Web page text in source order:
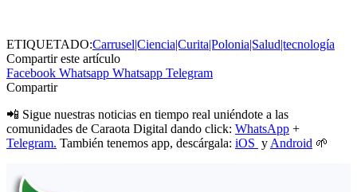
ETIQUETADO:Carrusel|Ciencia|Curita|Polonia|Salud|tecnología
Compartir este artículo
Facebook Whatsapp Whatsapp Telegram
Compartir
📲 Sigue nuestras noticias en tiempo real uniéndote a las
comunidades de Caraota Digital dando click: WhatsApp +
Telegram. También tenemos app, descárgala: iOS y Android 🌱